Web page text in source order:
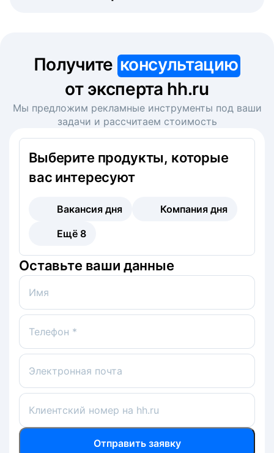
Получите консультацию
от эксперта hh.ru
Мы предложим рекламные инструменты под ваши
задачи и рассчитаем стоимость
Выберите продукты, которые
вас интересуют
Вакансия дня
Компания дня
Ещё 8
Оставьте ваши данные
Имя
Телефон *
Электронная почта
Клиентский номер на hh.ru
Отправить заявку